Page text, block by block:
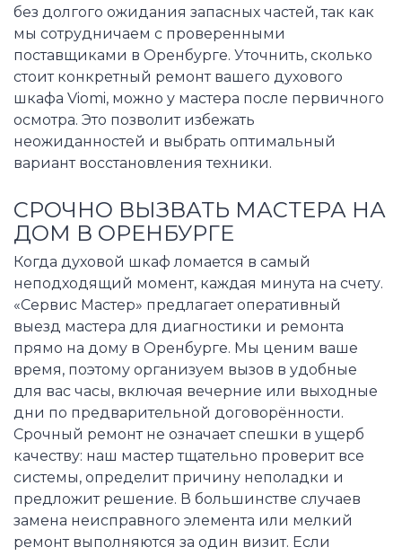
без долгого ожидания запасных частей, так как
мы сотрудничаем с проверенными
поставщиками в Оренбурге. Уточнить, сколько
стоит конкретный ремонт вашего духового
шкафа Viomi, можно у мастера после первичного
осмотра. Это позволит избежать
неожиданностей и выбрать оптимальный
вариант восстановления техники.
СРОЧНО ВЫЗВАТЬ МАСТЕРА НА
ДОМ В ОРЕНБУРГЕ
Когда духовой шкаф ломается в самый
неподходящий момент, каждая минута на счету.
«Сервис Мастер» предлагает оперативный
выезд мастера для диагностики и ремонта
прямо на дому в Оренбурге. Мы ценим ваше
время, поэтому организуем вызов в удобные
для вас часы, включая вечерние или выходные
дни по предварительной договорённости.
Срочный ремонт не означает спешки в ущерб
качеству: наш мастер тщательно проверит все
системы, определит причину неполадки и
предложит решение. В большинстве случаев
замена неисправного элемента или мелкий
ремонт выполняются за один визит. Если